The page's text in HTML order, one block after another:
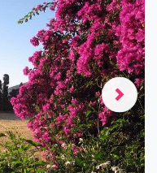
Next